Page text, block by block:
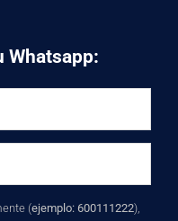
Whatsapp:
(ejemplo: 600111222),